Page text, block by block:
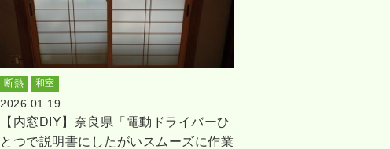
断熱 和室
2026.01.19
【内窓DIY】奈良県「電動ドライバーひ
とつで説明書にしたがいスムーズに作業